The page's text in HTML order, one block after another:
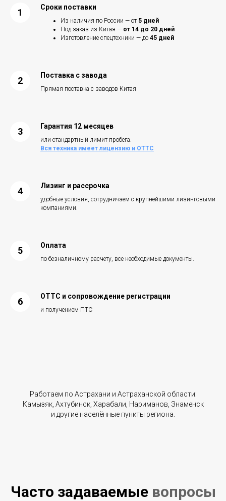
Сроки поставки
Из наличия по России — от 5 дней
Под заказ из Китая — от 14 до 20 дней
Изготовление спецтехники — до 45 дней
Поставка с завода
Прямая поставка с заводов Китая
Гарантия 12 месяцев
или стандартный лимит пробега.
Вся техника имеет лицензию и ОТТС
Лизинг и рассрочка
удобные условия, сотрудничаем с крупнейшими лизинговыми
компаниями.
Оплата
по безналичному расчету, все необходимые документы.
ОТТС и сопровождение регистрации
и получением ПТС
Работаем по Астрахани и Астраханской области:
Камызяк, Ахтубинск, Харабали, Нариманов, Знаменск
и другие населённые пункты региона.
Часто задаваемые вопросы